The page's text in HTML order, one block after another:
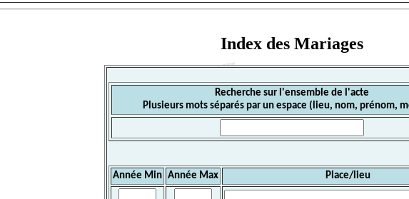
Index des Mariages
Recherche sur l'ensemble de l'acte
Plusieurs mots séparés par un espace (lieu, nom, prénom,
Année Min Année Max Place/lieu